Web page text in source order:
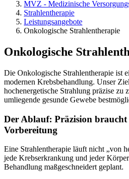
MVZ - Medizinische
Strahlentherapie
Leistungsangebote
Onkologische Strahlentherapie
Onkologische
Die Onkologische Strahlentherapie ist
modernen Krebsbehandlung. Unser
hochenergetische Strahlung präzise zu
umliegende gesunde Gewebe
Der Ablauf: Präzision braucht
Vorbereitung
Eine Strahlentherapie läuft nicht „von
jede Krebserkrankung und jeder
Behandlung maßgeschneidert geplant.